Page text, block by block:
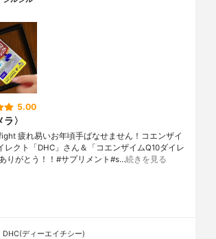
5.00
ラ〉
疲れ易いお年頃手ばなせません！コエンザイ
レクト「DHC」さん＆「コエンザイムQ10ダイレ
りがとう！！#サプリメント#s…続きを見る
DHC(ディーエイチシー)